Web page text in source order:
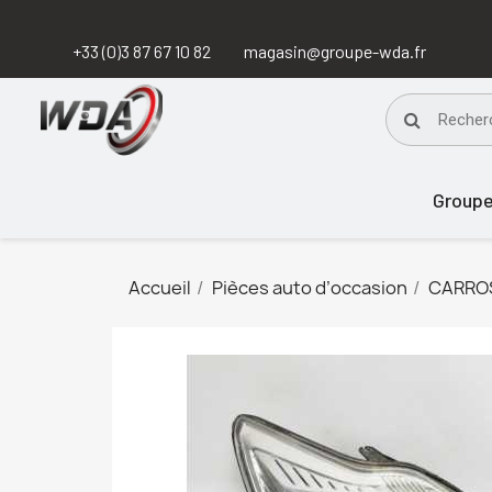
+33 (0)3 87 67 10 82 magasin@groupe-wda.fr
Accueil Pièces auto d’occasion